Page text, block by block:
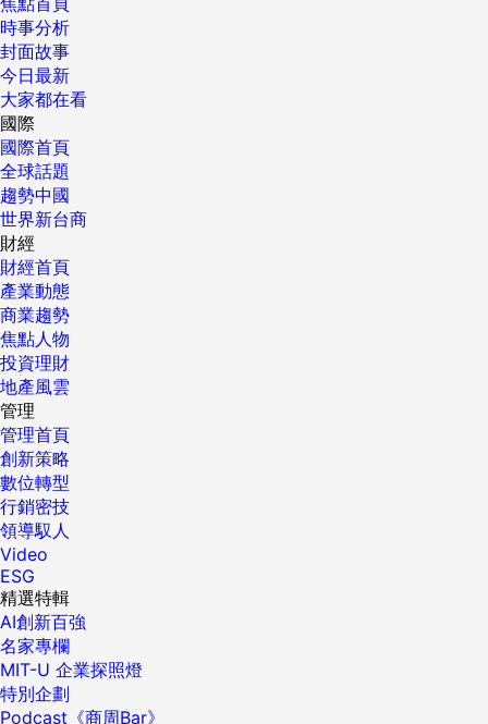
時事分析
封面故事
今日最新
大家都在看
國際
國際首頁
全球話題
趨勢中國
世界新台商
財經
財經首頁
產業動態
商業趨勢
焦點人物
投資理財
地產風雲
管理
管理首頁
創新策略
數位轉型
行銷密技
領導馭人
Video
ESG
精選特輯
AI創新百強
名家專欄
MIT-U 企業探照燈
特別企劃
Podcast《商周Bar》